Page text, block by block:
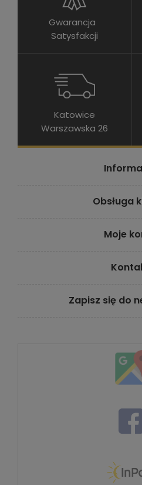
Gwarancja
Satysfakcji
Katowice
Warszawska 26
Obsługa
Moje
Zapisz się do